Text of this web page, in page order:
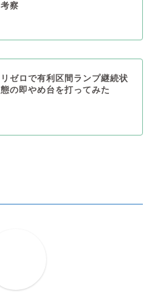
考察
リゼロで有利区間ランプ継続状
態の即やめ台を打ってみた